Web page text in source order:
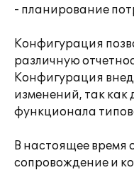
- планирование
Конфигурация
различную
Конфигурация
изменений, так как
функционала
В настоящее время
сопровождение и